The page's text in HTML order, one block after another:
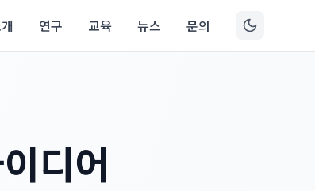
연구 교육 뉴스 문의
디어